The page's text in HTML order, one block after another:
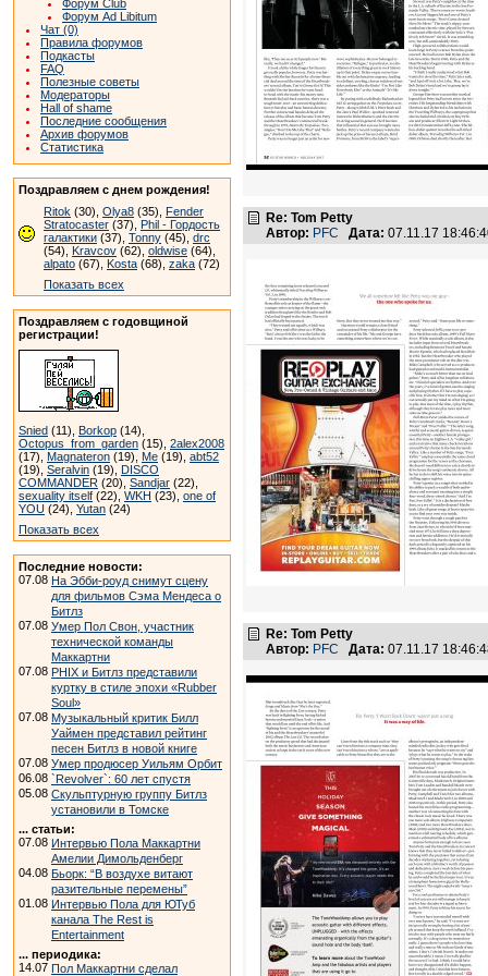
Форум Club
Форум Ad Libitum
Чат (0)
Правила форумов
Подкасты
FAQ
Полезные советы
Модераторы
Hall of shame
Последние сообщения
Архив форумов
Статистика
Поздравляем с днем рождения!
Ritok (30), Olya8 (35), Fender
Stratocaster (37), Phil - Гордость
галактики (37), Tonny (45), drc
(54), Kravcov (62), oldwise (64),
alpato (67), Kosta (68), zaka (72)
Показать всех
Поздравляем с годовщиной
регистрации!
Snied (11), Borkop (14),
Octopus_from_garden (15), 2alex2008
(17), Magnateron (19), Me (19), abt52
(19), Seralvin (19), DISCO
COMMANDER (20), Sandjar (22),
sexuality itself (22), WKH (23), one of
YOU (24), Yutan (24)
Показать всех
Последние новости:
07.08 На Эбби-роуд снимут сцену
для фильмов Сэма Мендеса о
Битлз
07.08 Умер Пол Свон, участник
технической команды
Маккартни
07.08 PHIX и Битлз представили
куртку в стиле эпохи «Rubber
Soul»
07.08 Музыкальный критик Билл
Уаймен представил рейтинг
песен Битлз в новой книге
07.08 Умер продюсер Уильям Орбит
06.08 `Revolver`: 60 лет спустя
05.08 Скульптурную группу Битлз
установили в Томске
... статьи:
07.08 Интервью Пола Маккартни
Амелии Димольденберг
04.08 Бьорк: “В воздухе витают
разительные перемены”
01.08 Интервью Пола для ЮТуб
канала The Rest is
Entertainment
... периодика:
14.07 Пол Маккартни сделал
Re: Tom Petty
Автор: PFC Дата: 07.11.17
Re: Tom Petty
Автор: PFC Дата: 07.11.17